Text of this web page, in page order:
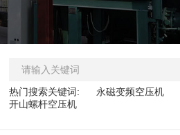
热门搜索关键词: 永磁变频空压机
开山螺杆空压机